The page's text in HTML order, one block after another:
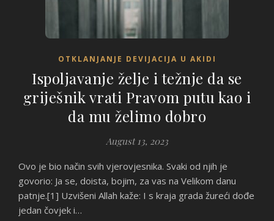
OTKLANJANJE DEVIJACIJA U AKIDI
Ispoljavanje želje i težnje da se
griješnik vrati Pravom putu kao i
da mu želimo dobro
August 13, 2023
Ovo je bio način svih vjerovjesnika. Svaki od njih je
govorio: Ja se, doista, bojim, za vas na Velikom danu
patnje.[1] Uzvišeni Allah kaže: I s kraja grada žureći dođe
jedan čovjek i…